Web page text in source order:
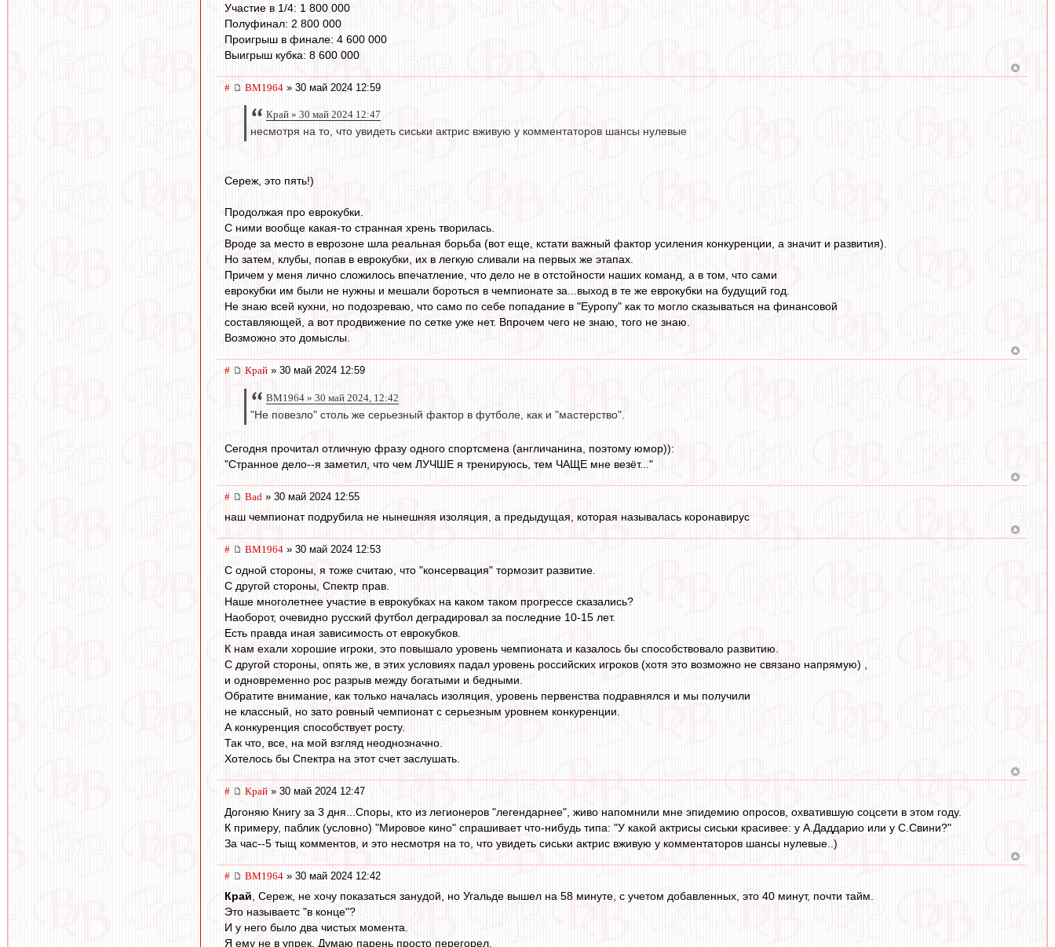
Участие в 1/4: 1 800 000
Полуфинал: 2 800 000
Проигрыш в финале: 4 600 000
Выигрыш кубка: 8 600 000
# BM1964 » 30 май 2024 12:59
Край » 30 май 2024 12:47
несмотря на то, что увидеть сиськи актрис вживую у комментаторов шансы нулевые
Сереж, это пять!)
Продолжая про еврокубки.
С ними вообще какая-то странная хрень творилась.
Вроде за место в еврозоне шла реальная борьба (вот еще, кстати важный фактор усиления конкуренции, а значит и развития).
Но затем, клубы, попав в еврокубки, их в легкую сливали на первых же этапах.
Причем у меня лично сложилось впечатление, что дело не в отстойности наших команд, а в том, что сами
еврокубки им были не нужны и мешали бороться в чемпионате за...выход в те же еврокубки на будущий год.
Не знаю всей кухни, но подозреваю, что само по себе попадание в "Еуропу" как то могло сказываться на финансовой
составляющей, а вот продвижение по сетке уже нет. Впрочем чего не знаю, того не знаю.
Возможно это домыслы.
# Край » 30 май 2024 12:59
BM1964 » 30 май 2024, 12:42
"Не повезло" столь же серьезный фактор в футболе, как и "мастерство".
Сегодня прочитал отличную фразу одного спортсмена (англичанина, поэтому юмор)):
"Странное дело--я заметил, что чем ЛУЧШЕ я тренируюсь, тем ЧАЩЕ мне везёт..."
# Bad » 30 май 2024 12:55
наш чемпионат подрубила не нынешняя изоляция, а предыдущая, которая называлась коронавирус
# BM1964 » 30 май 2024 12:53
С одной стороны, я тоже считаю, что "консервация" тормозит развитие.
С другой стороны, Спектр прав.
Наше многолетнее участие в еврокубках на каком таком прогрессе сказались?
Наоборот, очевидно русский футбол деградировал за последние 10-15 лет.
Есть правда иная зависимость от еврокубков.
К нам ехали хорошие игроки, это повышало уровень чемпионата и казалось бы способствовало развитию.
С другой стороны, опять же, в этих условиях падал уровень российских игроков (хотя это возможно не связано напрямую) ,
и одновременно рос разрыв между богатыми и бедными.
Обратите внимание, как только началась изоляция, уровень первенства подравнялся и мы получили
не классный, но зато ровный чемпионат с серьезным уровнем конкуренции.
А конкуренция способствует росту.
Так что, все, на мой взгляд неоднозначно.
Хотелось бы Спектра на этот счет заслушать.
# Край » 30 май 2024 12:47
Догоняю Книгу за 3 дня...Споры, кто из легионеров "легендарнее", живо напомнили мне эпидемию опросов, охватившую соцсети в этом году.
К примеру, паблик (условно) "Мировое кино" спрашивает что-нибудь типа: "У какой актрисы сиськи красивее: у А.Даддарио или у С.Свини?"
За час--5 тыщ комментов, и это несмотря на то, что увидеть сиськи актрис вживую у комментаторов шансы нулевые..)
# BM1964 » 30 май 2024 12:42
Край, Сереж, не хочу показаться занудой, но Угальде вышел на 58 минуте, с учетом добавленных, это 40 минут, почти тайм.
Это называетс "в конце"?
И у него было два чистых момента.
Я ему не в упрек. Думаю парень просто перегорел.